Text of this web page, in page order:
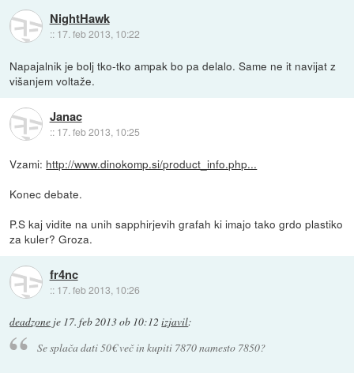
NightHawk
:: 17. feb 2013, 10:22
Napajalnik je bolj tko-tko ampak bo pa delalo. Same ne it navijat z
višanjem voltaže.
Janac
:: 17. feb 2013, 10:25
Vzami: http://www.dinokomp.si/product_info.php...
Konec debate.
P.S kaj vidite na unih sapphirjevih grafah ki imajo tako grdo plastiko
za kuler? Groza.
fr4nc
:: 17. feb 2013, 10:26
deadzone je 17. feb 2013 ob 10:12 izjavil:
Se splača dati 50€ več in kupiti 7870 namesto 7850?